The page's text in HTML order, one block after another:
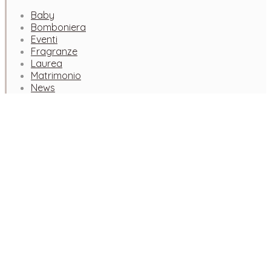
Baby
Bomboniera
Eventi
Fragranze
Laurea
Matrimonio
News